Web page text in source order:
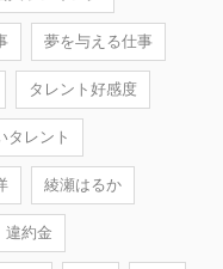
夢を与える仕事
タレント好感度
タレント
綾瀬はるか
違約金